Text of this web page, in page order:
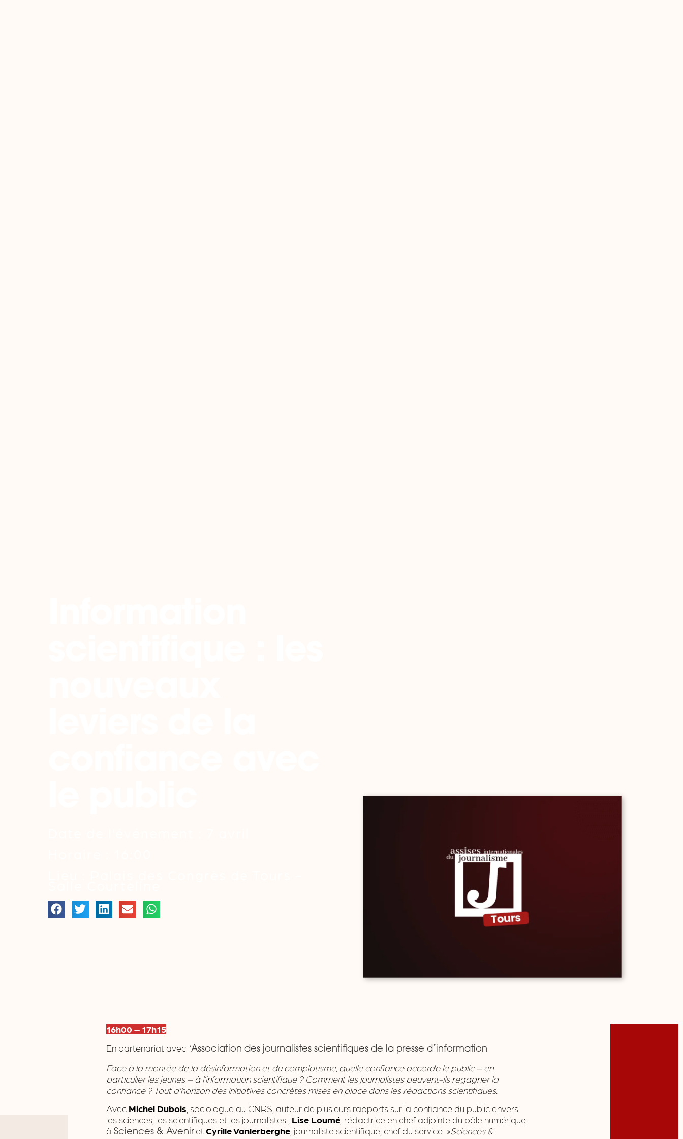
16h00 – 17h15
En partenariat avec l’Association des journalistes scientifiques de la presse d’information
Face à la montée de la désinformation et du complotisme, quelle confiance accorde le public – en
particulier les jeunes – à l’information scientifique ? Comment les journalistes peuvent-ils regagner la
confiance ? Tout d’horizon des initiatives concrètes mises en place dans les rédactions scientifiques.
Avec Michel Dubois , sociologue au CNRS, auteur de plusieurs rapports sur la confiance du public envers
les sciences, les scientifiques et les journalistes ; Lise Loumé , rédactrice en chef adjointe du pôle numérique
àSciences & AveniretCyrille Vanlerberghe , journaliste scientifique, chef du service »Sciences &